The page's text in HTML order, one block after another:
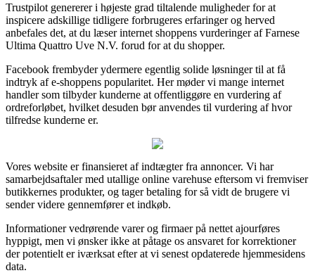
Trustpilot genererer i højeste grad tiltalende muligheder for at
inspicere adskillige tidligere forbrugeres erfaringer og herved
anbefales det, at du læser internet shoppens vurderinger af Farnese
Ultima Quattro Uve N.V. forud for at du shopper.
Facebook frembyder ydermere egentlig solide løsninger til at få
indtryk af e-shoppens popularitet. Her møder vi mange internet
handler som tilbyder kunderne at offentliggøre en vurdering af
ordreforløbet, hvilket desuden bør anvendes til vurdering af hvor
tilfredse kunderne er.
Vores website er finansieret af indtægter fra annoncer. Vi har
samarbejdsaftaler med utallige online varehuse eftersom vi fremviser
butikkernes produkter, og tager betaling for så vidt de brugere vi
sender videre gennemfører et indkøb.
Informationer vedrørende varer og firmaer på nettet ajourføres
hyppigt, men vi ønsker ikke at påtage os ansvaret for korrektioner
der potentielt er iværksat efter at vi senest opdaterede hjemmesidens
data.